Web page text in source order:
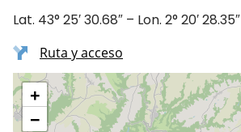
Lat. 43° 25′ 30.68″ – Lon. 2° 20′ 28.35″
Ruta y acceso
+
−